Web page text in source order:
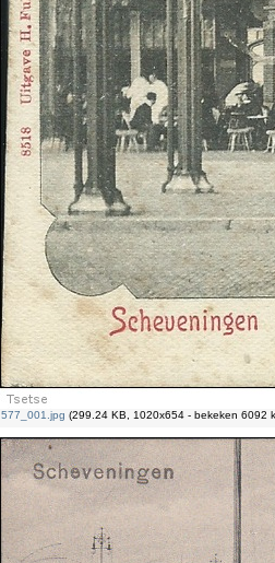
577_001.jpg (299.24 KB, 1020x654 - bekeken 6092